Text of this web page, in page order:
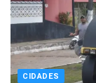
CIDADES